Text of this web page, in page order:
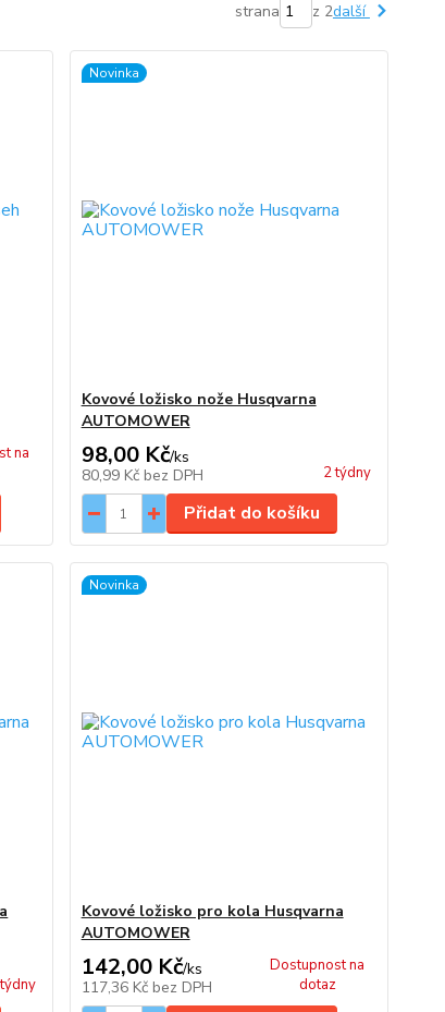
strana z 2další
na
Novinka
Kovové ložisko nože Husqvarna
AUTOMOWER
98,00 Kč/ks
80,99 Kč bez DPH 2 týdny
Přidat do košíku
Novinka
Kovové ložisko pro kola Husqvarna
AUTOMOWER
142,00 Kč/ks
117,36 Kč bez DPH
Dostupnost na
dotaz